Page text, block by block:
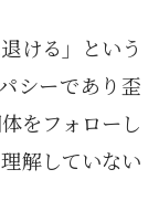
ける」という
シーであり歪
をフォローし
解していない